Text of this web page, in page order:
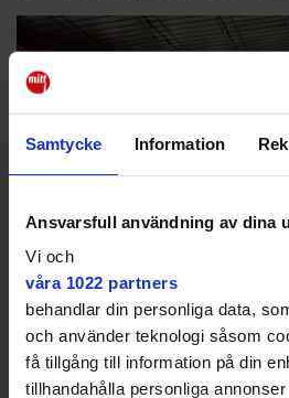
Samtycke Information
Ansvarsfull användning av dina
Vi och
våra 1022 partners
behandlar din personliga data,
och använder teknologi såsom
få tillgång till information på din
tillhandahålla personliga
Publiken på Hovet under ”Nu tändas
Privat